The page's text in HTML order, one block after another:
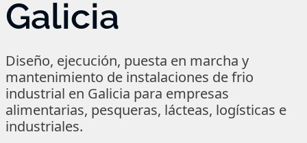
Galicia
Diseño, ejecución, puesta en marcha y
mantenimiento de instalaciones de frio
industrial en Galicia para empresas
alimentarias, pesqueras, lácteas, logísticas e
industriales.